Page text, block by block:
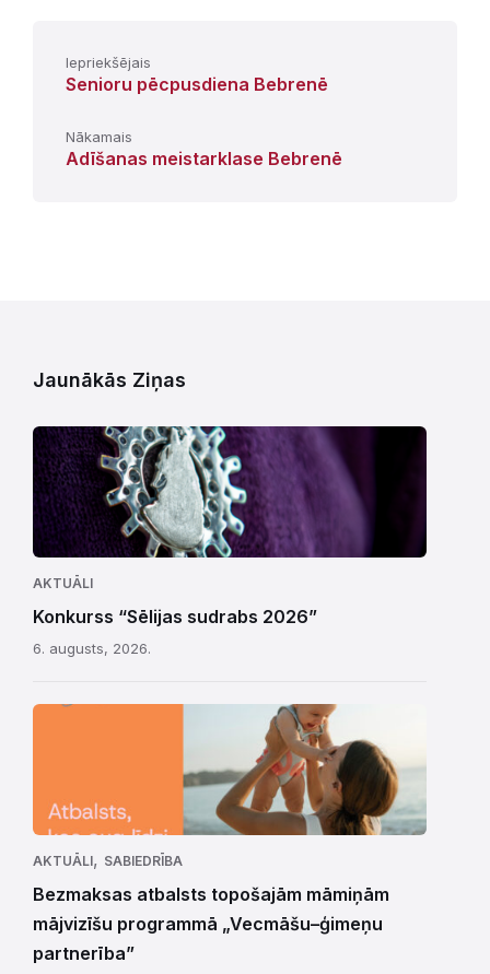
Iepriekšējais
Senioru pēcpusdiena Bebrenē
Nākamais
Adīšanas meistarklase Bebrenē
Jaunākās Ziņas
AKTUĀLI
Konkurss “Sēlijas sudrabs 2026”
6. augusts, 2026.
AKTUĀLI, SABIEDRĪBA
Bezmaksas atbalsts topošajām māmiņām
mājvizīšu programmā „Vecmāšu–ģimeņu
partnerība”